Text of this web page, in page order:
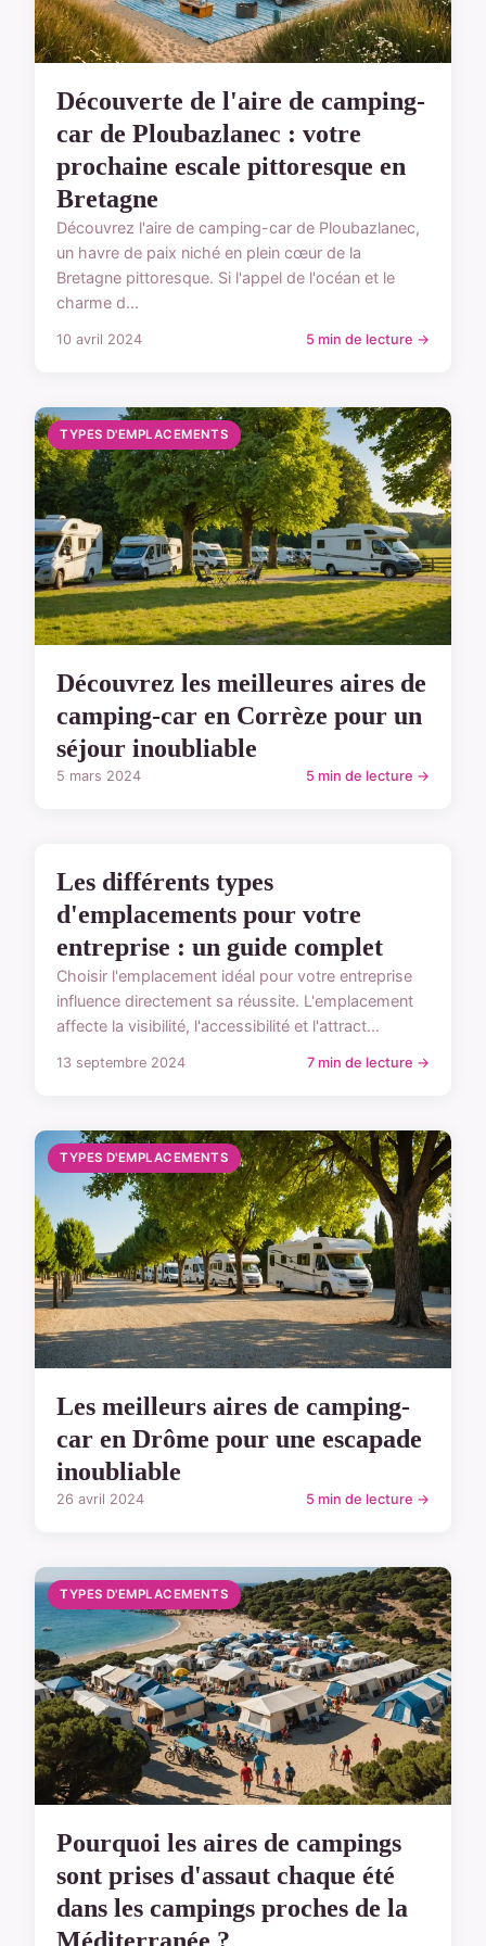
Découverte de l'aire de camping-
car de Ploubazlanec : votre
prochaine escale pittoresque en
Bretagne
Découvrez l'aire de camping-car de Ploubazlanec,
un havre de paix niché en plein cœur de la
Bretagne pittoresque. Si l'appel de l'océan et le
charme d...
10 avril 2024 5 min de lecture →
TYPES D'EMPLACEMENTS
Découvrez les meilleures aires de
camping-car en Corrèze pour un
séjour inoubliable
5 mars 2024 5 min de lecture →
TYPES D'EMPLACEMENTS
Les différents types
d'emplacements pour votre
entreprise : un guide complet
Choisir l'emplacement idéal pour votre entreprise
influence directement sa réussite. L'emplacement
affecte la visibilité, l'accessibilité et l'attract...
13 septembre 2024 7 min de lecture →
TYPES D'EMPLACEMENTS
Les meilleurs aires de camping-
car en Drôme pour une escapade
inoubliable
26 avril 2024 5 min de lecture →
TYPES D'EMPLACEMENTS
Pourquoi les aires de campings
sont prises d'assaut chaque été
dans les campings proches de la